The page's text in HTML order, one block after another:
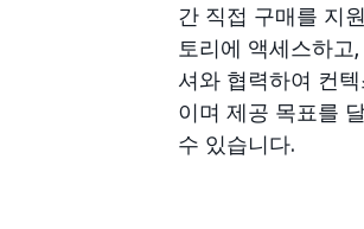
간 직접 구매를 지
토리에 액세스하
셔와 협력하여 컨
이며 제공 목표를
수 있습니다.